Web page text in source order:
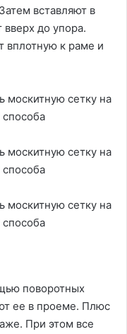
вставляют в
до упора.
вплотную к раме и
поворотных
ее в проеме. Плюс
При этом все